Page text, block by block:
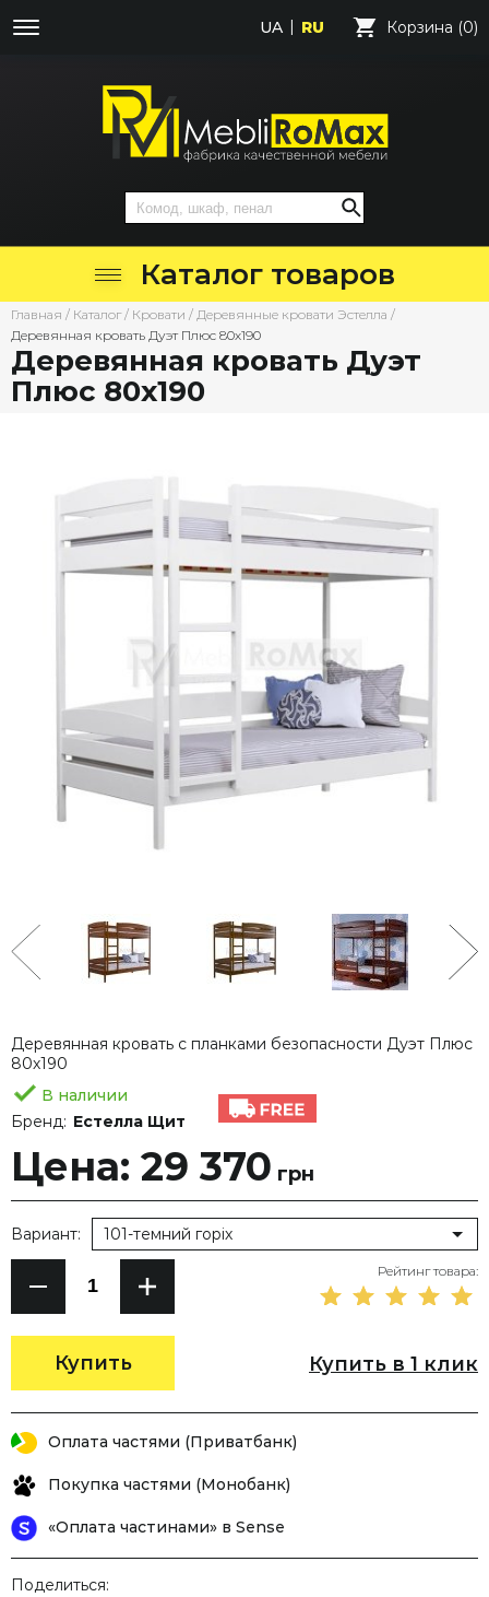
UA RU Корзина (0)
Каталог товаров
Главная / Каталог / Кровати / Деревянные кровати Эстелла /
Деревянная кровать Дуэт Плюс 80х190
Деревянная кровать Дуэт
Плюс 80х190
Деревянная кровать с планками безопасности Дуэт Плюс
80х190
В наличии
Бренд: Естелла Щит
Цена: 29 370 грн
Купить
Вариант: 101-темний горіх
Рейтинг товара:
Купить в 1 клик
Оплата частями (Приватбанк)
Покупка частями (Монобанк)
«Оплата частинами» в Sense
Поделиться: